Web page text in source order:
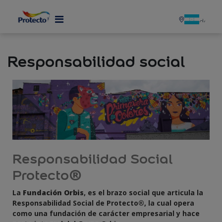
Responsabilidad social
Responsabilidad Social
Protecto®
La Fundación Orbis, es el brazo social que articula la
Responsabilidad Social de Protecto®, la cual opera
como una fundación de carácter empresarial y hace